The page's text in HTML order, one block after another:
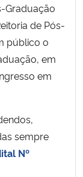
Graduação
de Pós-
público o
em
em
sempre
Nº